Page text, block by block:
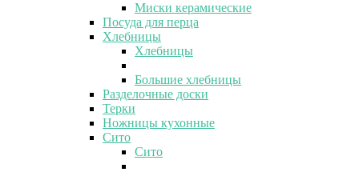
Миски керамические
Посуда для перца
Хлебницы
Хлебницы
Большие хлебницы
Разделочные доски
Терки
Ножницы кухонные
Сито
Сито